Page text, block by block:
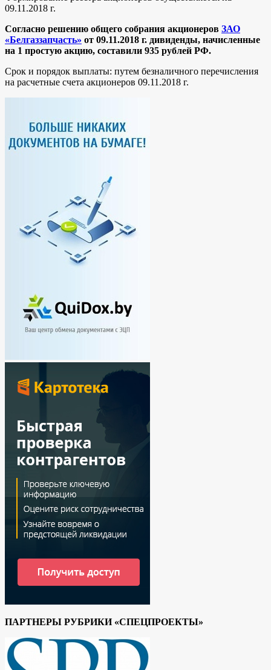
09.11.2018 г.
Согласно решению общего собрания акционеров ЗАО
«Белгаззапчасть» от 09.11.2018 г. дивиденды, начисленные
на 1 простую акцию, составили 935 рублей РФ.
Срок и порядок выплаты: путем безналичного перечисления
на расчетные счета акционеров 09.11.2018 г.
ПАРТНЕРЫ РУБРИКИ «СПЕЦПРОЕКТЫ»